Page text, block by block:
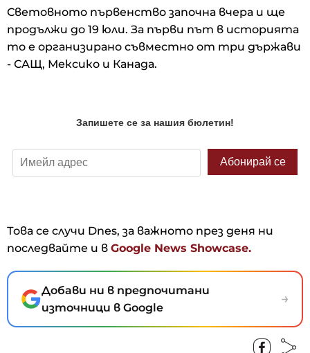
Световното първенство започна вчера и ще
продължи до 19 юли. За първи път в историята
то е организирано съвместно от три държави
- САЩ, Мексико и Канада.
Това се случи Dnes, за важното през деня ни
последвайте и в Google News Showcase.
Добави ни в предпочитани
източници в Google
→